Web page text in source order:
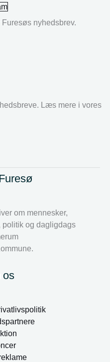
nyhedsbrev.
Læs mere i vores
om mennesker,
politik og dagligdags
os